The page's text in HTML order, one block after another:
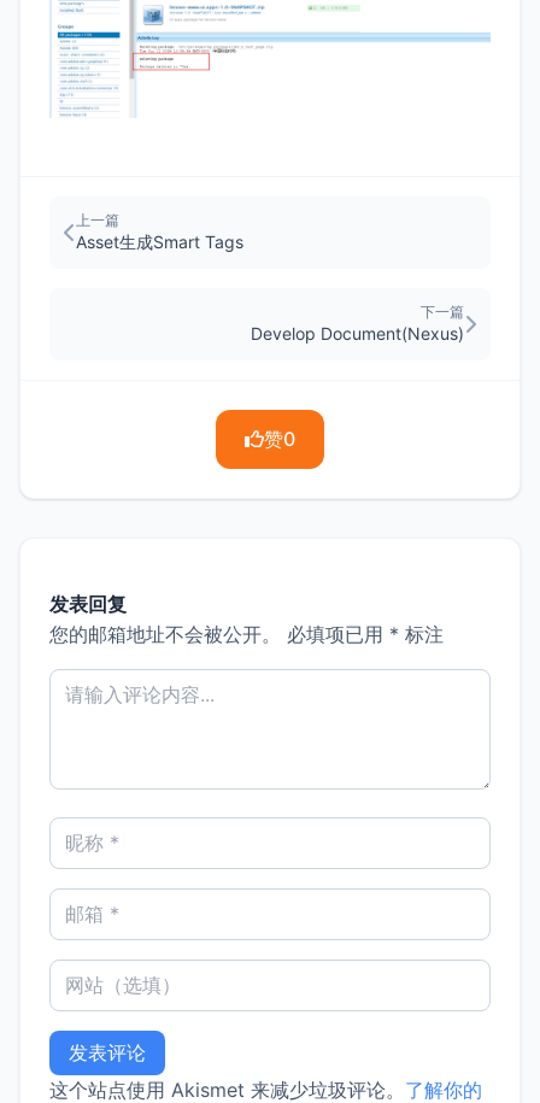
上一篇
Asset生成Smart Tags
下一篇
Develop Document(Nexus)
赞0
发表回复
您的邮箱地址不会被公开。
必填项已用 * 标注
这个站点使用 Akismet 来减少垃圾评论。 了解你的